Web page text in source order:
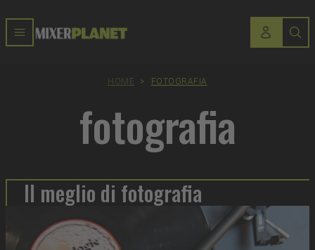
HOME > FOTOGRAFIA
fotografia
Il meglio di fotografia